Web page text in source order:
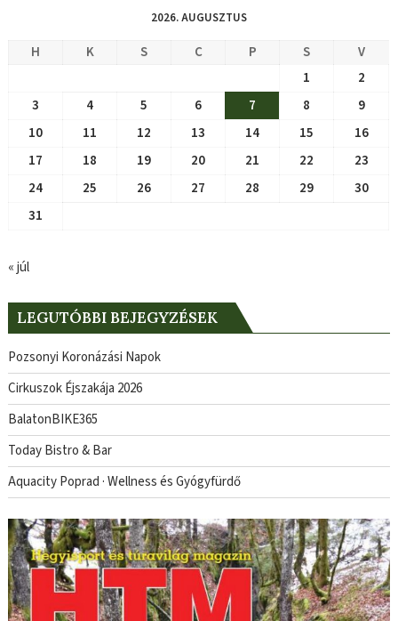
2026. AUGUSZTUS
H K S C P S
V
1
2
3
4 5 6 7 8
9
10
11 12 13 14 15
16
17
18 19 20 21 22
23
24
25 26 27 28 29
30
31
« júl
LEGUTÓBBI BEJEGYZÉSEK
Pozsonyi Koronázási Napok
Cirkuszok Éjszakája 2026
BalatonBIKE365
Today Bistro & Bar
Aquacity Poprad · Wellness és Gyógyfürdő